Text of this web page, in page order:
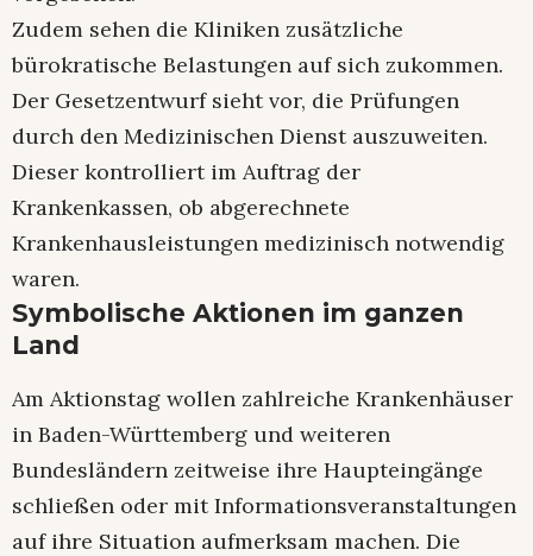
Zudem sehen die Kliniken zusätzliche
bürokratische Belastungen auf sich zukommen.
Der Gesetzentwurf sieht vor, die Prüfungen
durch den Medizinischen Dienst auszuweiten.
Dieser kontrolliert im Auftrag der
Krankenkassen, ob abgerechnete
Krankenhausleistungen medizinisch notwendig
waren.
Symbolische Aktionen im ganzen
Land
Am Aktionstag wollen zahlreiche Krankenhäuser
in Baden-Württemberg und weiteren
Bundesländern zeitweise ihre Haupteingänge
schließen oder mit Informationsveranstaltungen
auf ihre Situation aufmerksam machen. Die